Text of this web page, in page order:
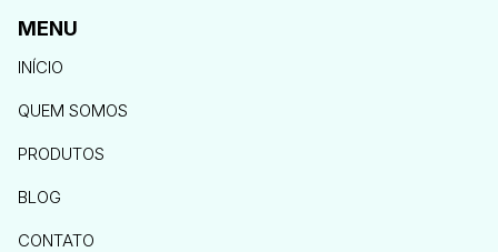
MENU
INÍCIO
QUEM SOMOS
PRODUTOS
BLOG
CONTATO